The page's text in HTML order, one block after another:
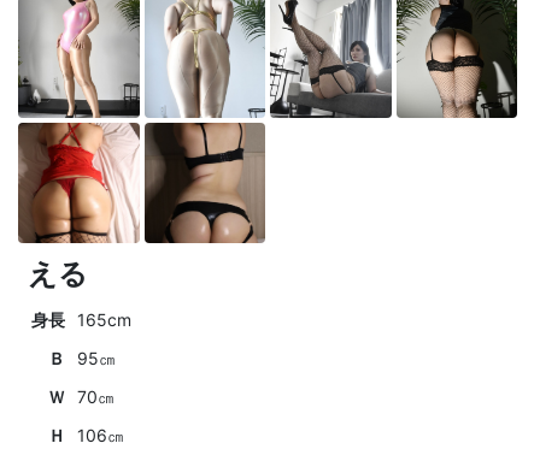
える
身長 165cm
Ｂ
95㎝
Ｗ
70㎝
Ｈ
106㎝